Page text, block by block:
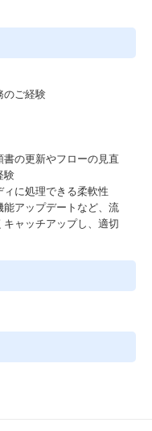
のご経験
書の更新やフローの見直
験
ィに処理できる柔軟性
アップデートなど、流
ャッチアップし、適切